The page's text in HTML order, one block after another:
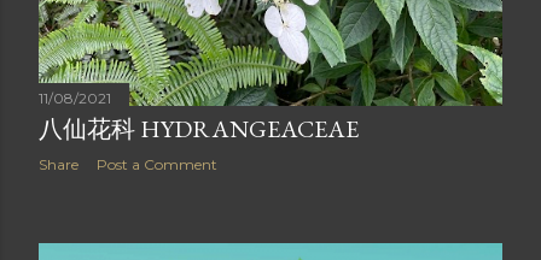
11/08/2021
八仙花科 HYDRANGEACEAE
Share Post a Comment